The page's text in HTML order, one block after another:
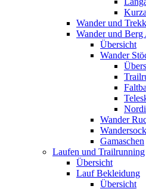
Wander und
Wander und Berg
Übersicht
Wander
Wander
Gamaschen
Laufen und Trailrunning
Übersicht
Lauf Bekleidung
Übersicht